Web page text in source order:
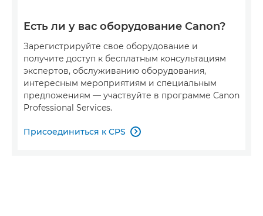
Есть ли у вас оборудование Canon?
Зарегистрируйте свое оборудование и
получите доступ к бесплатным консультациям
экспертов, обслуживанию оборудования,
интересным мероприятиям и специальным
предложениям — участвуйте в программе Canon
Professional Services.
Присоединиться к CPS 